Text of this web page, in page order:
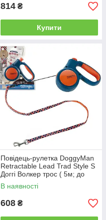
814 ₴
Купити
Повідець-рулетка DoggyMan
Retractable Lead Trad Style S
Доггі Волкер трос ( 5м; до
10кг)
В наявності
608 ₴